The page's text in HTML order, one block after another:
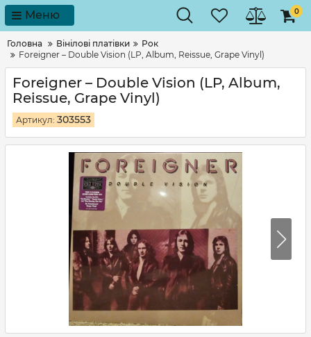
Меню 0
Головна Вінілові платівки
Рок
Foreigner – Double Vision (LP, Album, Reissue, Grape Vinyl)
Foreigner – Double Vision (LP, Album,
Reissue, Grape Vinyl)
Артикул: 303553